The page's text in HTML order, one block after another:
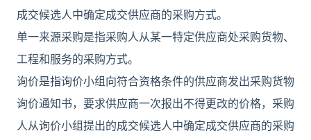
成交候选人中确定成交供应商的采购方式。
单一来源采购是指采购人从某一特定供应商处采购货物、
工程和服务的采购方式。
询价是指询价小组向符合资格条件的供应商发出采购货物
询价通知书，要求供应商一次报出不得更改的价格，采购
人从询价小组提出的成交候选人中确定成交供应商的采购